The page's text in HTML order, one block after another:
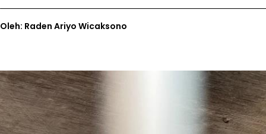
Oleh: Raden Ariyo Wicaksono